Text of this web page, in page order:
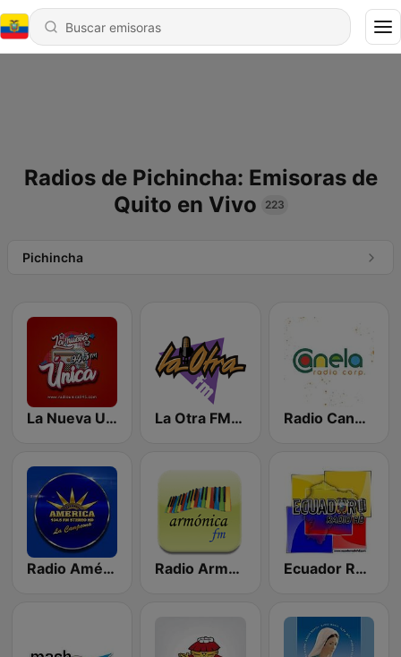
Radios de Pichincha: Emisoras de
Quito en Vivo
223
Pichincha
La Nueva Unica 94.5 FM La Otra FM - Quito Radio Canela Quito
Radio América Estereo Radio Armónica Ecuador Radio HD